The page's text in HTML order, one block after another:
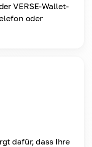
VERSE-Wallet-
oder
dafür, dass Ihre